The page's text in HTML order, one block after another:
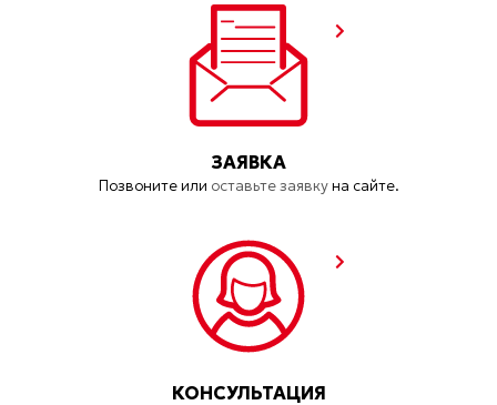
ЗАЯВКА
Позвоните или оставьте заявкуна сайте.
КОНСУЛЬТАЦИЯ